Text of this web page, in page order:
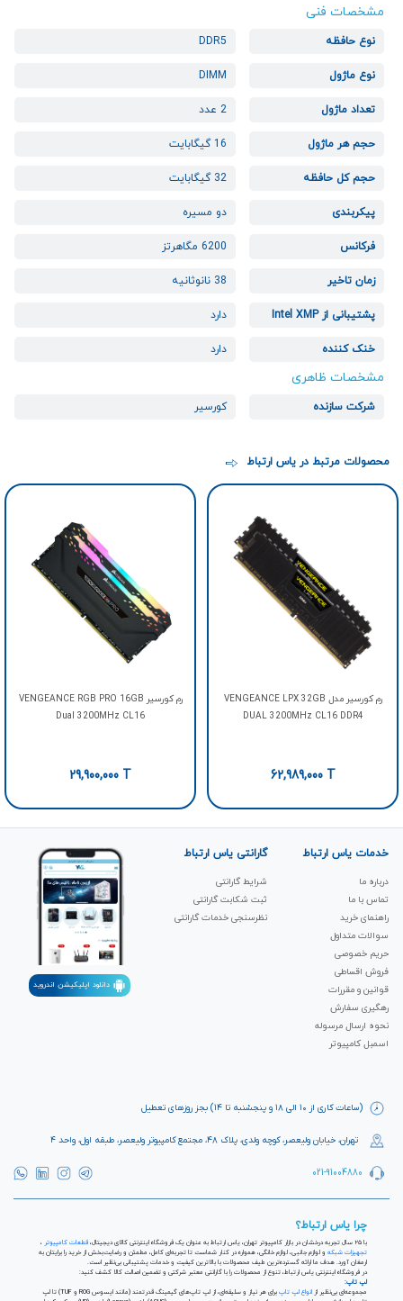
مشخصات فنی
نوع حافظه DDR5
نوع ماژول DIMM
تعداد ماژول 2 عدد
حجم هر ماژول 16 گیگابایت
حجم کل حافظه 32 گیگابایت
پیکربندی دو مسیره
فرکانس 6200 مگاهرتز
زمان تاخیر 38 نانوثانیه
پشتیبانی از Intel XMP دارد
خنک کننده دارد
مشخصات ظاهری
شرکت سازنده کورسیر
محصولات مرتبط در یاس ارتباط
رم کورسیر مدل VENGEANCE LPX 32GB
DUAL 3200MHz CL16 DDR4
62,989,000T
رم کورسیر VENGEANCE RGB PRO 16GB
Dual 3200MHz CL16
29,900,000 T
(ساعات کاری از ۱۰ الی ۱۸ و پنجشنبه تا ۱۴) بجز روزهای تعطیل
تهران، خیابان ولیعصر، کوچه ولدی، پلاک ۴۸، مجتمع کامپیوتر ولیعصر، طبقه اول، واحد ۴
021-91004880
خدمات یاس ارتباط
درباره ما
تماس با ما
راهنمای خرید
سوالات متداول
حریم خصوصی
فروش اقساطی
قوانین و مقررات
رهگیری سفارش
نحوه ارسال مرسوله
اسمبل کامپیوتر
گارانتی یاس ارتباط
شرایط گارانتی
ثبت شکابت‌ گارانتی
نظرسنجی خدمات گارانتی
دانلود اپلیکیشن اندروید
چرا یاس ارتباط؟
با ۲۵ سال تجربه درخشان در بازار کامپیوتر تهران، یاس ارتباط به عنوان یک فروشگاه اینترنتی کالای دیجیتال، قطعات کامپیوتر
تجهیزات شبکه
و لوازم جانبی، لوازم خانگی، همواره در کنار شماست تا تجربه‌ای کامل، مطمئن و رضایت‌بخش از خرید را برایتان به
ارمغان آورد. هدف ما ارائه گسترده‌ترین طیف محصولات با بالاترین کیفیت و خدمات پشتیبانی بی‌نظیر است.
در فروشگاه اینترنتی یاس ارتباط، تنوع از محصولات را با گارانتی معتبر شرکتی و تضمین اصالت کالا کشف کنید:
لپ تاپ:
مجموعه‌ای بی‌نظیر از انواع لپ تاپ
برای هر نیاز و سلیقه‌ای، از لپ تاپ‌های گیمینگ قدرتمند (مانند ایسوس ROG و TUF) تا لپ